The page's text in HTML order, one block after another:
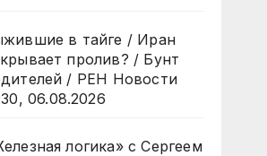
в тайге / Иран
пролив? / Бунт
/ РЕН Новости
06.08.2026
логика» с Сергеем